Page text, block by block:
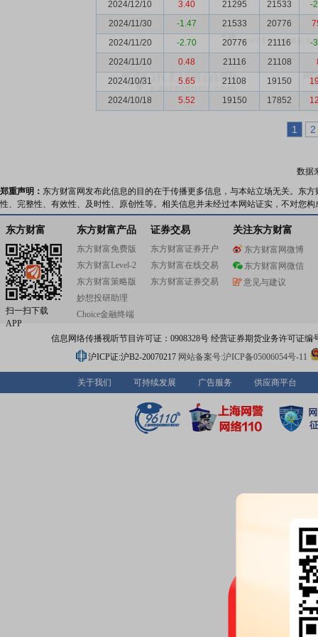
2024/12/10
3.40 21295 21533
-
2024/11/30
-1.47 21533 20776
2024/11/20
-2.70 20776 21116
-
2024/11/10
0.48 21116 21108
2024/10/31
5.65 21108 19150
2024/10/18
5.52 19150 17852
1 2
数据
郑重声明： 东方财富网发布此信息的目的在于传播更多信息，与本站立场无关。东
性、完整性、有效性、及时性、原创性等。相关信息并未经过本网站证实，不对您
东方财富
扫一扫下载
APP
东方财富产品
东方财富免费版
东方财富Level-2
东方财富策略版
妙想投研助理
Choice金融终端
证券交易
东方财富证券开户
东方财富在线交易
东方财富证券交易
关注东方财富
东方财富网微博
东方财富网微信
意见与建议
信息网络传播视听节目许可证：0908328号 经营证券期货业务许可证编
沪ICP证:沪B2-20070217 网站备案号:沪ICP备05006054号-11
关于我们 可持续发展 广告服务 供应商平台